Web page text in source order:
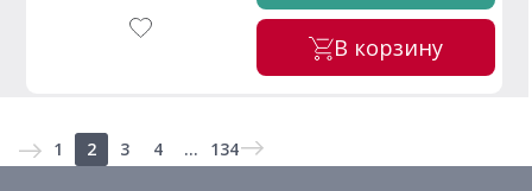
В корзину
1 2 3 4 ... 134